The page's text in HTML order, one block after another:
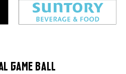
GAME BALL